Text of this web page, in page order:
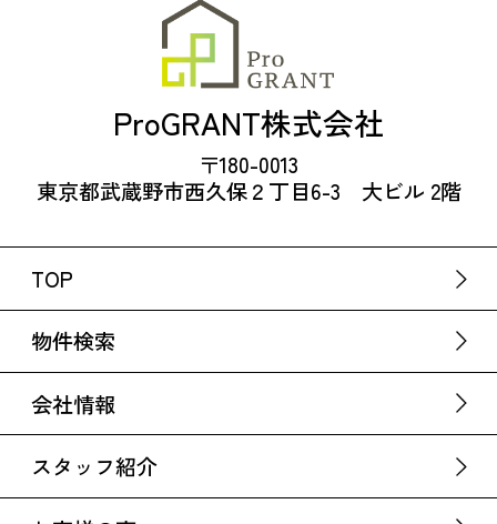
ProGRANT株式会社
〒180-0013
東京都武蔵野市西久保２丁目6-3 大ビル 2階
TOP
物件検索
会社情報
スタッフ紹介